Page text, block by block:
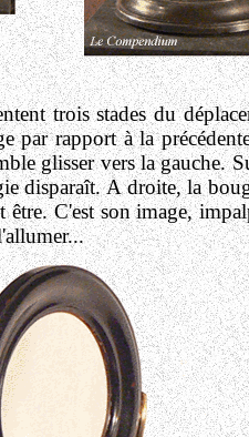
trois stades du
par rapport à la
glisser vers la gauche.
disparaît. A droite, la
C'est son image,